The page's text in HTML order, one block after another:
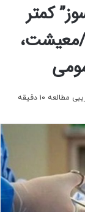
کمتر
معیشت،
مطالعه ۱۰ دقیقه